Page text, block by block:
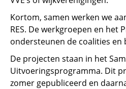
Kortom, samen werken we
RES. De werkgroepen en het
ondersteunen de coalities en
De projecten staan in het
Uitvoeringsprogramma. Dit
zomer gepubliceerd en